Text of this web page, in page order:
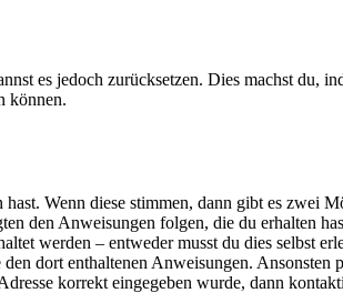
es jedoch zurücksetzen. Dies machst du,
können.
Wenn diese stimmen, dann gibt es zwei
den Anweisungen folgen, die du erhalten
werden – entweder musst du dies selbst
dort enthaltenen Anweisungen.
korrekt eingegeben wurde, dann